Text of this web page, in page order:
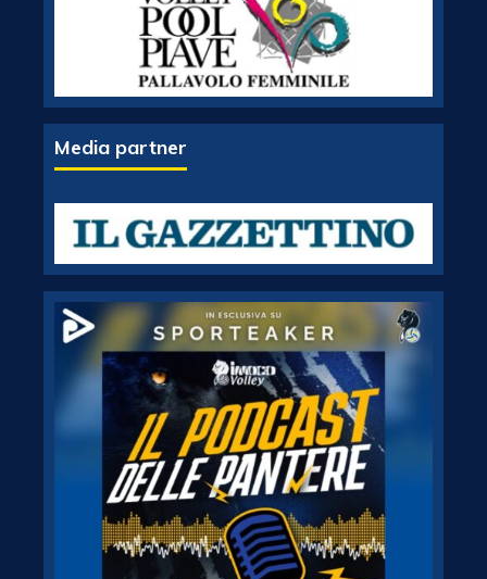
Media partner